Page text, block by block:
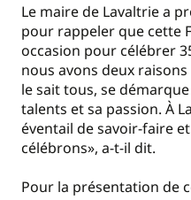
Le maire de Lavaltrie a
pour rappeler que cette
occasion pour célébrer
nous avons deux
le sait tous, se
talents et sa passion. À
éventail de savoir-faire
célébrons», a-t-il dit.
Pour la présentation de